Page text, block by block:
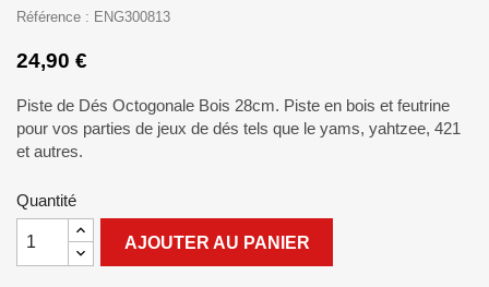
Référence : ENG300813
24,90 €
Piste de Dés Octogonale Bois 28cm. Piste en bois et feutrine
pour vos parties de jeux de dés tels que le yams, yahtzee, 421
et autres.
Quantité
AJOUTER AU PANIER